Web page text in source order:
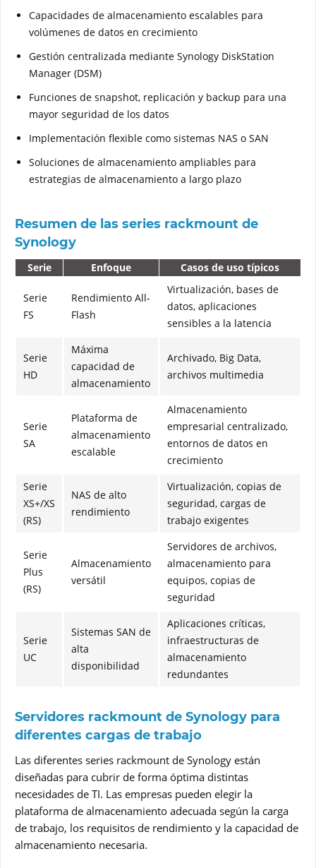
Capacidades de almacenamiento escalables para
volúmenes de datos en crecimiento
Gestión centralizada mediante Synology DiskStation
Manager (DSM)
Funciones de snapshot, replicación y backup para una
mayor seguridad de los datos
Implementación flexible como sistemas NAS o SAN
Soluciones de almacenamiento ampliables para
estrategias de almacenamiento a largo plazo
Resumen de las series rackmount de
Synology
Serie Enfoque Casos de uso típicos
Serie
FS
Rendimiento All-
Flash
Virtualización, bases de
datos, aplicaciones
sensibles a la latencia
Serie
HD
Máxima
capacidad de
almacenamiento
Archivado, Big Data,
archivos multimedia
Serie
SA
Plataforma de
almacenamiento
escalable
Almacenamiento
empresarial centralizado,
entornos de datos en
crecimiento
Serie
XS+/XS
(RS)
NAS de alto
rendimiento
Virtualización, copias de
seguridad, cargas de
trabajo exigentes
Serie
Plus
(RS)
Almacenamiento
versátil
Servidores de archivos,
almacenamiento para
equipos, copias de
seguridad
Serie
UC
Sistemas SAN de
alta
disponibilidad
Aplicaciones críticas,
infraestructuras de
almacenamiento
redundantes
Servidores rackmount de Synology para
diferentes cargas de trabajo
Las diferentes series rackmount de Synology están
diseñadas para cubrir de forma óptima distintas
necesidades de TI. Las empresas pueden elegir la
plataforma de almacenamiento adecuada según la carga
de trabajo, los requisitos de rendimiento y la capacidad de
almacenamiento necesaria.